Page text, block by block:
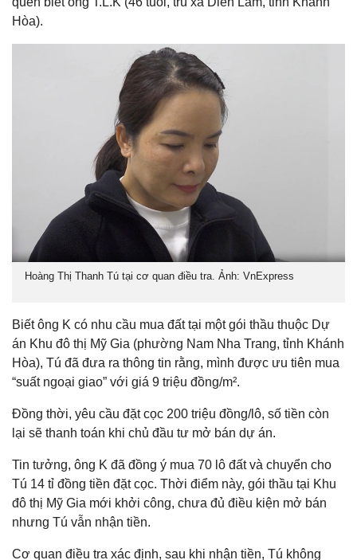
Hòa).
Hoàng Thị Thanh Tú tại cơ quan điều tra. Ảnh: VnExpress
Biết ông K có nhu cầu mua đất tại một gói thầu thuộc Dự
án Khu đô thị Mỹ Gia (phường Nam Nha Trang, tỉnh Khánh
Hòa), Tú đã đưa ra thông tin rằng, mình được ưu tiên mua
“suất ngoại giao” với giá 9 triệu đồng/m².
Đồng thời, yêu cầu đặt cọc 200 triệu đồng/lô, số tiền còn
lại sẽ thanh toán khi chủ đầu tư mở bán dự án.
Tin tưởng, ông K đã đồng ý mua 70 lô đất và chuyển cho
Tú 14 tỉ đồng tiền đặt cọc. Thời điểm này, gói thầu tại Khu
đô thị Mỹ Gia mới khởi công, chưa đủ điều kiện mở bán
nhưng Tú vẫn nhận tiền.
Cơ quan điều tra xác định, sau khi nhận tiền, Tú không